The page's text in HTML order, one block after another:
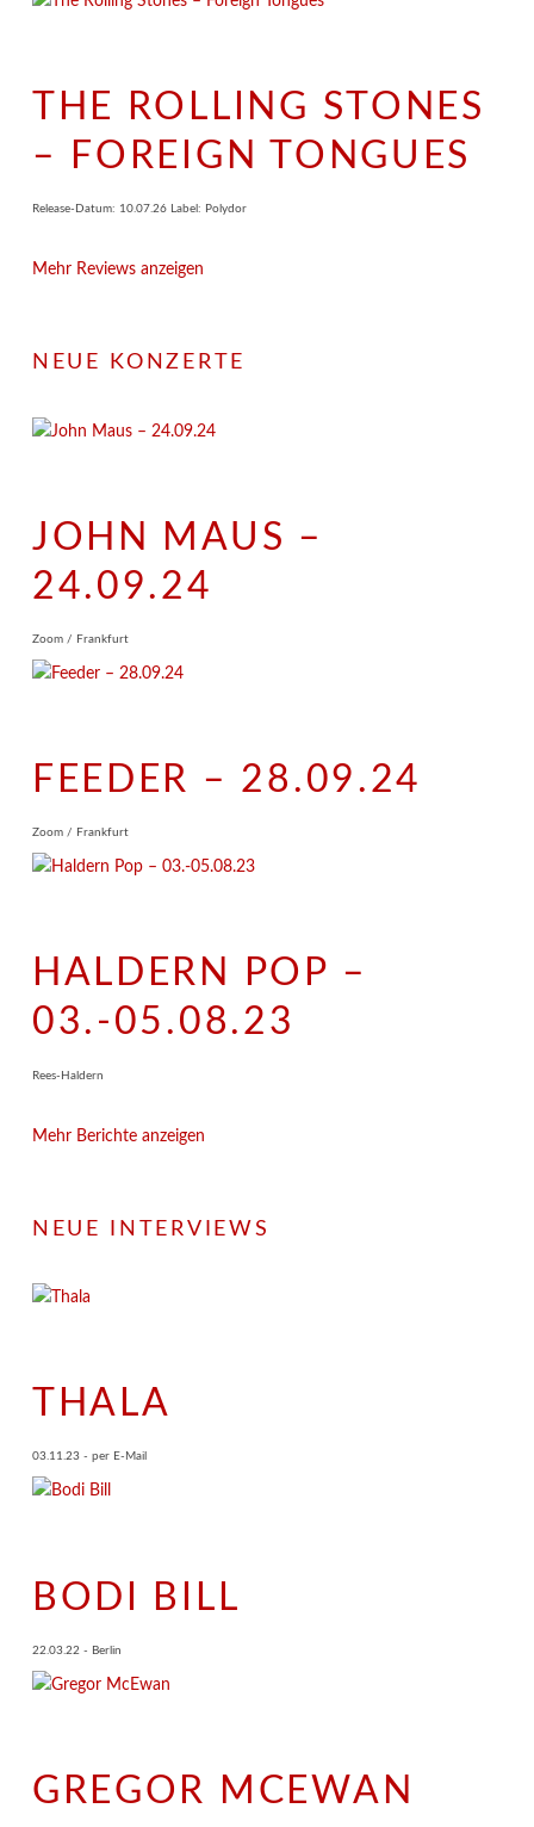
THE ROLLING STONES
– FOREIGN TONGUES
Release-Datum: 10.07.26 Label: Polydor
Mehr Reviews anzeigen
NEUE KONZERTE
JOHN MAUS –
24.09.24
Zoom / Frankfurt
FEEDER – 28.09.24
Zoom / Frankfurt
HALDERN POP –
03.-05.08.23
Rees-Haldern
Mehr Berichte anzeigen
NEUE INTERVIEWS
THALA
03.11.23 - per E-Mail
BODI BILL
22.03.22 - Berlin
GREGOR MCEWAN